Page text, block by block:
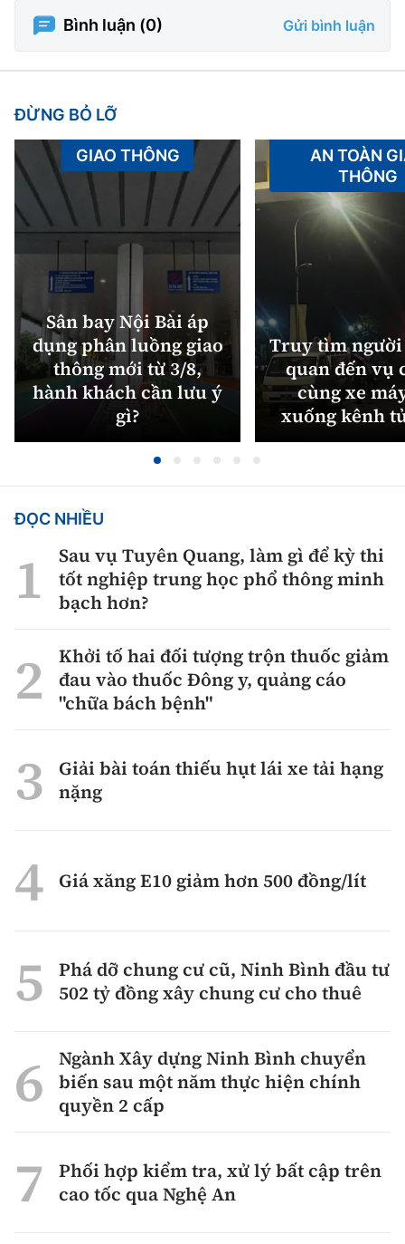
Bình luận (0) Gửi bình luận
ĐỪNG BỎ LỠ
Sân bay Nội Bài áp
dụng phân luồng giao
thông mới từ 3/8,
hành khách cần lưu ý
gì?
GIAO THÔNG
Truy tìm
quan đến vụ
cùng xe
xuống kênh
AN TOÀN
THÔNG
ĐỌC NHIỀU
Sau vụ Tuyên Quang, làm gì để kỳ thi
tốt nghiệp trung học phổ thông minh
bạch hơn?
Khởi tố hai đối tượng trộn thuốc giảm
đau vào thuốc Đông y, quảng cáo
"chữa bách bệnh"
Giải bài toán thiếu hụt lái xe tải hạng
nặng
Giá xăng E10 giảm hơn 500 đồng/lít
Phá dỡ chung cư cũ, Ninh Bình đầu tư
502 tỷ đồng xây chung cư cho thuê
Ngành Xây dựng Ninh Bình chuyển
biến sau một năm thực hiện chính
quyền 2 cấp
Phối hợp kiểm tra, xử lý bất cập trên
cao tốc qua Nghệ An